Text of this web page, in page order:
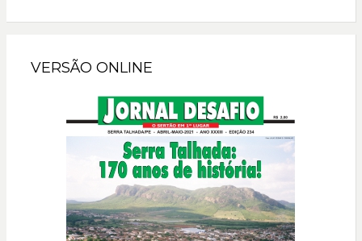
VERSÃO ONLINE